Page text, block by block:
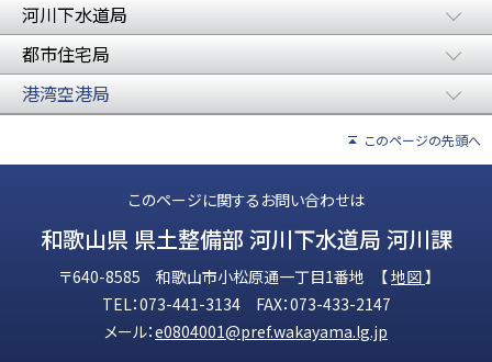
河川下水道局
都市住宅局
港湾空港局
このページの先頭へ
このページに関するお問い合わせは
和歌山県 県土整備部 河川下水道局 河川課
〒640-8585 和歌山市小松原通一丁目1番地 【地図】
TEL：073-441-3134 FAX：073-433-2147
メール：e0804001@pref.wakayama.lg.jp